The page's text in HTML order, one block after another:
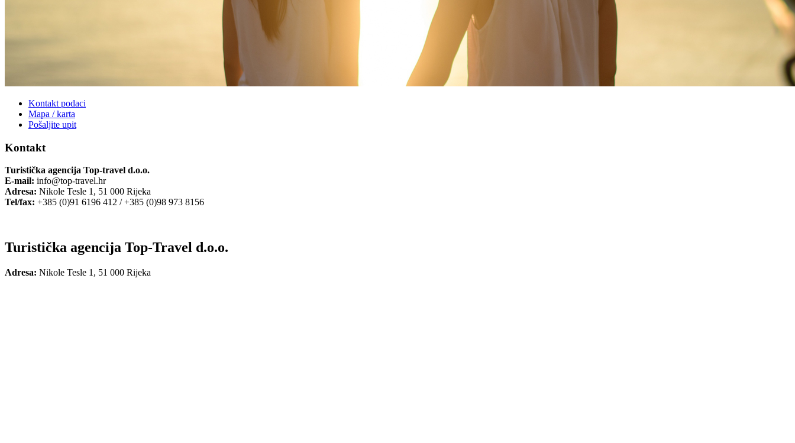
Kontakt podaci
Mapa / karta
Pošaljite upit
Kontakt
Turistička agencija Top-travel d.o.o.
E-mail: info@top-travel.hr
Adresa: Nikole Tesle 1, 51 000 Rijeka
Tel/fax: +385 (0)91 6196 412 / +385 (0)98 973 8156
Turistička agencija Top-Travel d.o.o.
Adresa: Nikole Tesle 1, 51 000 Rijeka